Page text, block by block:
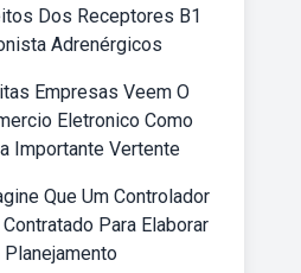
Dos Receptores B1
Adrenérgicos
Empresas Veem O
Eletronico Como
Importante Vertente
Que Um Controlador
Para Elaborar
Planejamento